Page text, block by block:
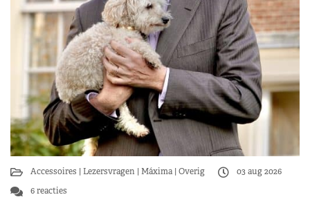
Accessoires Lezersvragen Máxima Overig
03 aug 2026
6 reacties